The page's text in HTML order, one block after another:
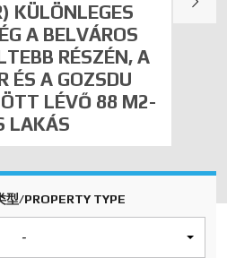
KÜLÖNLEGES
A BELVÁROS
RÉSZÉN, A
ÉS A GOZSDU
LÉVŐ 88 M2-
LAKÁS
/PROPERTY TYPE
-